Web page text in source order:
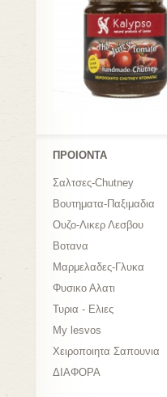
ΠΡΟΙΟΝΤΑ
Σαλτσες-Chutney
Βουτηματα-Παξιμαδια
Ουζο-Λικερ Λεσβου
Βοτανα
Μαρμελαδες-Γλυκα
Φυσικο Αλατι
Τυρια - Ελιες
My lesvos
Xειροποιητα Σαπουνια
ΔΙΑΦΟΡΑ